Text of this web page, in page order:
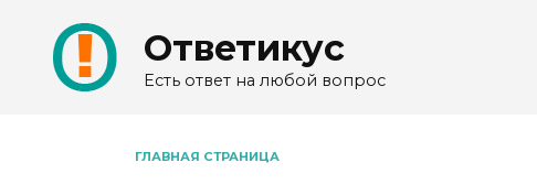
содержанию
Ответикус
Есть ответ на любой вопрос
ГЛАВНАЯ СТРАНИЦА